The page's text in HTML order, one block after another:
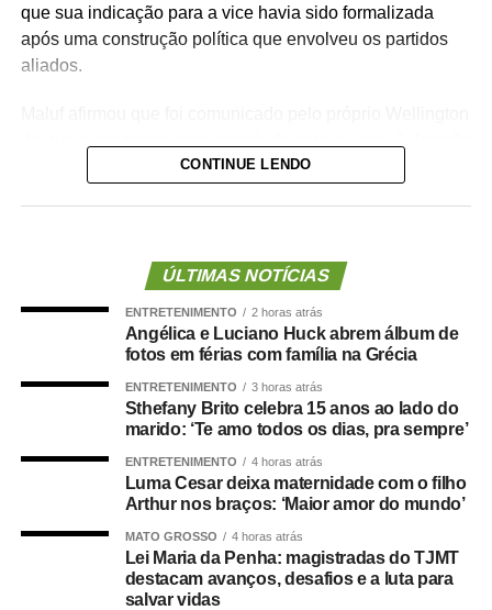
que sua indicação para a vice havia sido formalizada
após uma construção política que envolveu os partidos
aliados.
foi tomada na noite de quinta-feira (6), quando o PL
Para o empresário, a alteração não representa apenas
uma mudança na composição eleitoral, mas uma quebra
de compromisso.
Trata-se da forma como a política é conduzida.”
Segundo Maluf, sua participação na chapa não nasceu
de uma negociação informal. Ele afirmou que aceitou o
convite depois de uma decisão política que, inclusive, foi
“Foi uma escolha política apresentada, construída e
formalizada dentro do processo partidário, inclusive com
CONTINUE LENDO
ÚLTIMAS NOTÍCIAS
ENTRETENIMENTO 2 horas atrás
Angélica e Luciano Huck abrem álbum de
fotos em férias com família na Grécia
ENTRETENIMENTO 3 horas atrás
Sthefany Brito celebra 15 anos ao lado do
marido: ‘Te amo todos os dias, pra sempre’
ENTRETENIMENTO 4 horas atrás
Luma Cesar deixa maternidade com o filho
Arthur nos braços: ‘Maior amor do mundo’
MATO GROSSO 4 horas atrás
Lei Maria da Penha: magistradas do TJMT
destacam avanços, desafios e a luta para
salvar vidas